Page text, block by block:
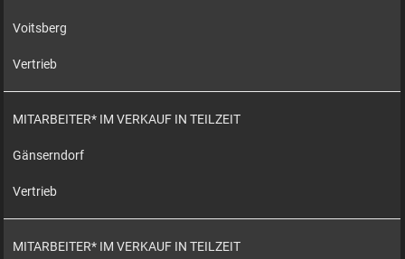
Voitsberg
Vertrieb
MITARBEITER* IM VERKAUF IN TEILZEIT
Gänserndorf
Vertrieb
MITARBEITER* IM VERKAUF IN TEILZEIT